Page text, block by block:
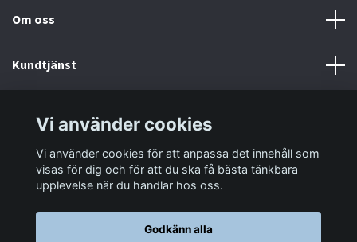
Om oss
Kundtjänst
Sociala medier
Vi använder cookies
Vi använder cookies för att anpassa det innehåll som
visas för dig och för att du ska få bästa tänkbara
upplevelse när du handlar hos oss.
Godkänn alla